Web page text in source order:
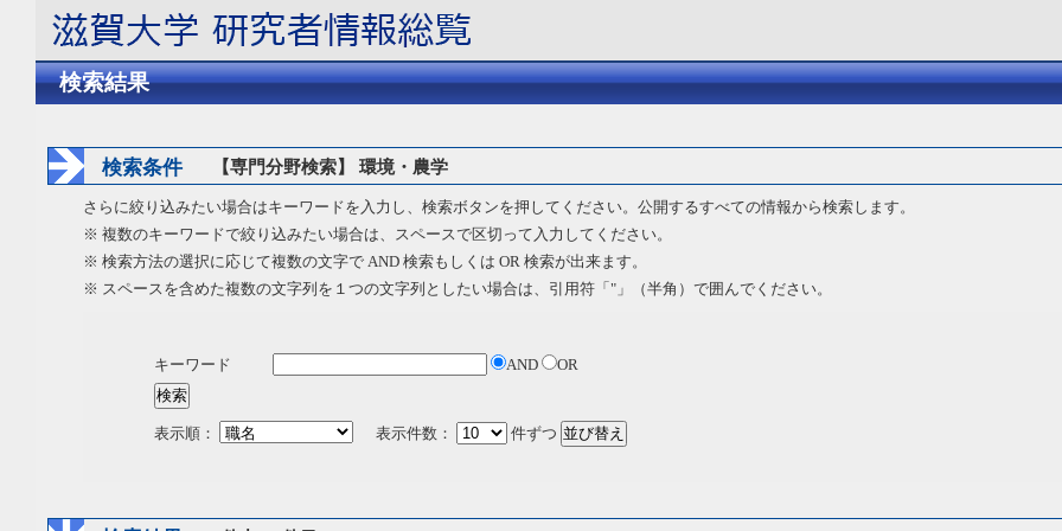
検索結果
検索条件 【専門分野検索】 環境・農学
さらに絞り込みたい場合はキーワードを入力し、検索ボタンを押してください。公開するすべての情報から検索します。
※ 複数のキーワードで絞り込みたい場合は、スペースで区切って入力してください。
※ 検索方法の選択に応じて複数の文字で AND 検索もしくは OR 検索が出来ます。
※ スペースを含めた複数の文字列を１つの文字列としたい場合は、引用符「"」（半角）で囲んでください。
キーワード AND OR
表示順： 表示件数： 件ずつ